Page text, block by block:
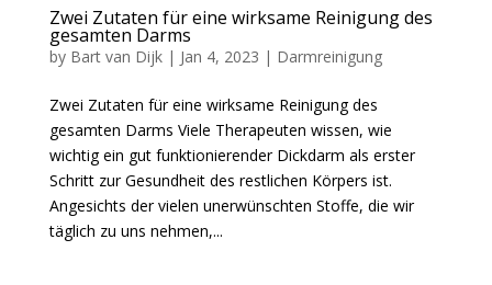
Zwei Zutaten für eine wirksame Reinigung des
gesamten Darms
by Bart van Dijk| Jan 4, 2023 | Darmreinigung
Zwei Zutaten für eine wirksame Reinigung des
gesamten Darms Viele Therapeuten wissen, wie
wichtig ein gut funktionierender Dickdarm als erster
Schritt zur Gesundheit des restlichen Körpers ist.
Angesichts der vielen unerwünschten Stoffe, die wir
täglich zu uns nehmen,...